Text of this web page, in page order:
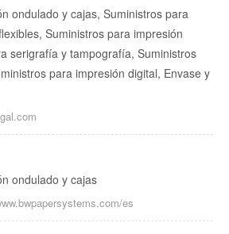
ondulado y cajas, Suministros para
Suministros para impresión
serigrafía y tampografía, Suministros
para impresión digital, Envase y
ondulado y cajas
es